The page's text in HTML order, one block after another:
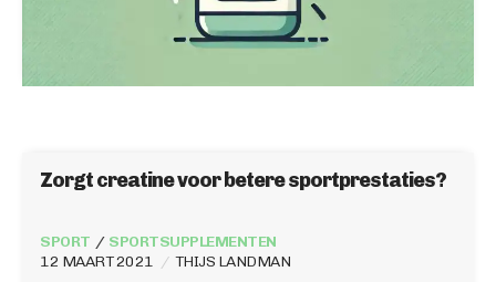
Zorgt creatine voor betere sportprestaties?
12 MAART 2021 THIJS LANDMAN
SPORT SPORTSUPPLEMENTEN